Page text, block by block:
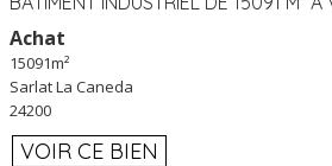
Achat
15091m²
Sarlat La Caneda
24200
VOIR CE BIEN